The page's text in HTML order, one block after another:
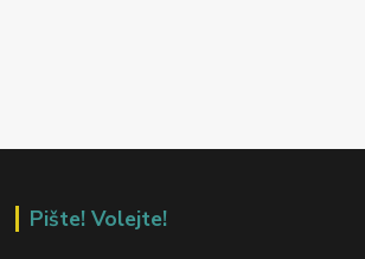
Pište! Volejte!